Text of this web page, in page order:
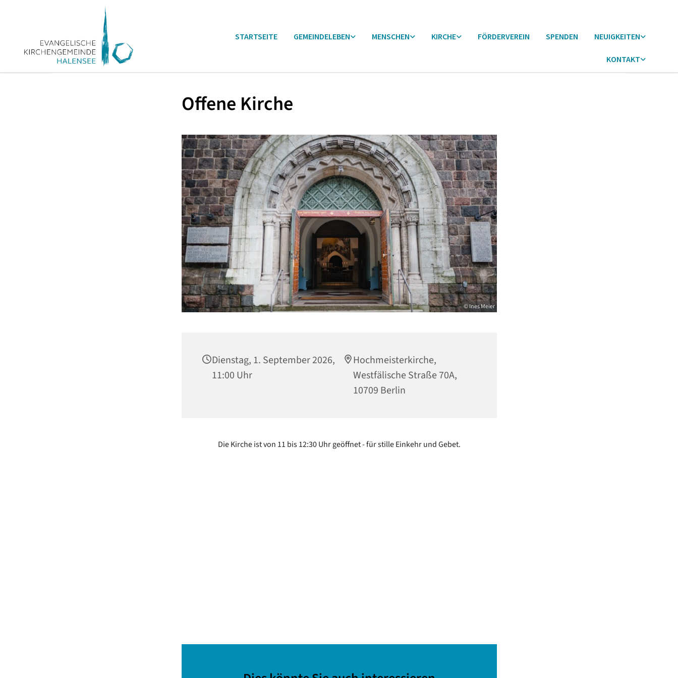
STARTSEITE GEMEINDELEBEN MENSCHEN KIRCHE FÖRDERVEREIN SPENDEN NEUIGKEITEN
KONTAKT
Offene Kirche
© Ines Meier
Dienstag, 1. September 2026,
11:00 Uhr
Hochmeisterkirche,
Westfälische Straße 70A,
10709 Berlin
Die Kirche ist von 11 bis 12:30 Uhr geöffnet - für stille Einkehr und Gebet.